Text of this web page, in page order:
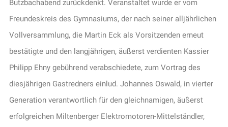
Butzbachabend zurückdenkt. Veranstaltet wurde er vom
Freundeskreis des Gymnasiums, der nach seiner alljährlichen
Vollversammlung, die Martin Eck als Vorsitzenden erneut
bestätigte und den langjährigen, äußerst verdienten Kassier
Philipp Ehny gebührend verabschiedete, zum Vortrag des
diesjährigen Gastredners einlud. Johannes Oswald, in vierter
Generation verantwortlich für den gleichnamigen, äußerst
erfolgreichen Miltenberger Elektromotoren-Mittelständler,